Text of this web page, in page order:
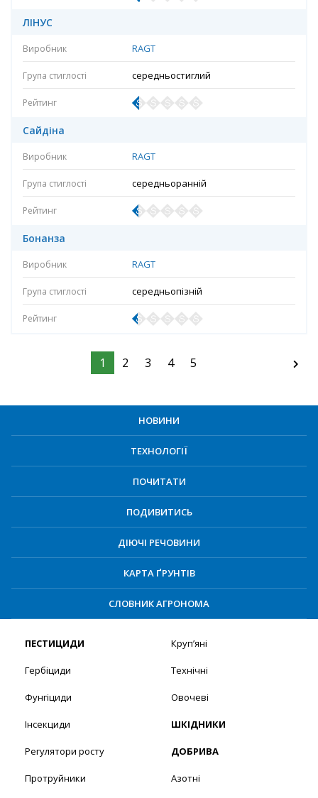
ЛІНУС
RAGT
середньостиглий
Сайдіна
RAGT
середньоранній
Бонанза
RAGT
середньопізній
1 2 3 4 5
НОВИНИ
ТЕХНОЛОГІЇ
ПОЧИТАТИ
ПОДИВИТИСЬ
ДІЮЧІ РЕЧОВИНИ
КАРТА ҐРУНТІВ
СЛОВНИК АГРОНОМА
ПЕСТИЦИДИ
Гербіциди
Фунгіциди
Інсекциди
Регулятори росту
Протруйники
Круп’яні
Технічні
Овочеві
ШКІДНИКИ
ДОБРИВА
Азотні